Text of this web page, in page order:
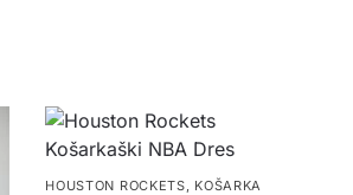
HOUSTON ROCKETS, KOŠARKA